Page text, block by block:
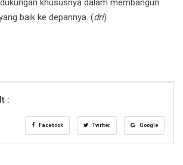
khususnya dalam membangun
baik ke depannya. (dri)
:
Facebook Twitter Google